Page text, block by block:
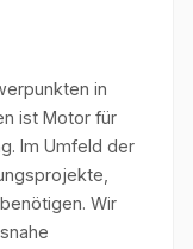
in
ist Motor für
Im Umfeld der
Wir